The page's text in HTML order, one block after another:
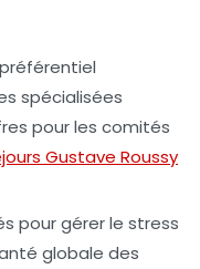
spécialisées
pour les comités
Gustave Roussy
pour gérer le stress
globale des